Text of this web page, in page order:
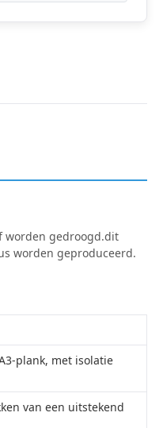
worden gedroogd.dit
worden geproduceerd.
plank, met isolatie
van een uitstekend